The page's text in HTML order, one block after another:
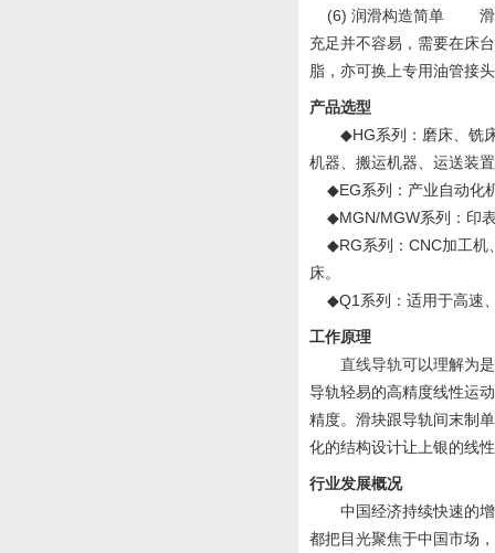
(6) 润滑构造简单 滑动
充足并不容易，需要在床
脂，亦可换上专用油管接
产品选型
◆HG系列：磨床、铣床
机器、搬运机器、运
◆EG系列：产业自动
◆MGN/MGW系列：印
◆RG系列：CNC加工机
床。
◆Q1系列：适用于高速
工作原理
直线导轨可以理解为
导轨轻易的高精度线性运
精度。滑块跟导轨间末制
化的结构设计让上银的线
行业发展概况
中国经济持续快速的增
都把目光聚焦于中国市场